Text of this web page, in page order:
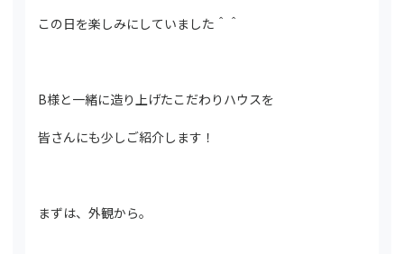
この日を楽しみにしていました＾＾
B様と一緒に造り上げたこだわりハウスを
皆さんにも少しご紹介します！
まずは、外観から。